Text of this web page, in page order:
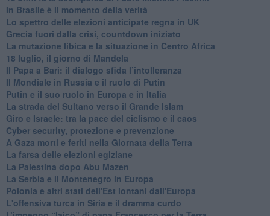
In Brasile è il momento della verità
Lo spettro delle elezioni anticipate regna in UK
Grecia fuori dalla crisi, countdown iniziato
La mutazione libica e la situazione in Centro Africa
18 luglio, il giorno di Mandela
Il Papa a Bari: il dialogo sfida l’intolleranza
Il Mondiale in Russia e il ruolo di Putin
Putin e il suo ruolo in Europa e in Italia
La strada del Sultano verso il Grande Islam
Giro e Israele: tra la pace del ciclismo e il caos
Cyber security, protezione e prevenzione
A Gaza morti e feriti nella Giornata della Terra
La farsa delle elezioni egiziane
La Palestina dopo Abu Mazen
La Serbia e il Montenegro in Europa
Polonia e altri stati dell'Est lontani dall'Europa
L'offensiva turca in Siria e il dramma curdo